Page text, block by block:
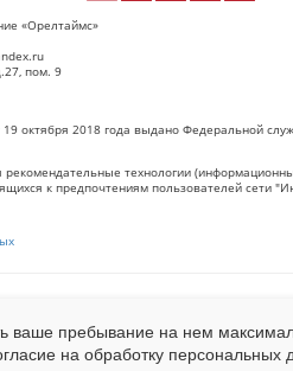
«Орелтаймс»
пом. 9
октября 2018 года выдано Федеральной
технологии
к предпочтениям пользователей сети
на сайтеLiveinternet.ru . Подробная
ваше пребывание на нем
на обработку персональных